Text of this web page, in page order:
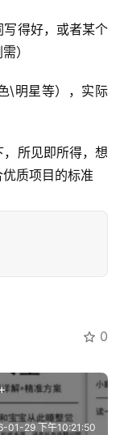
得好，或者某个
）
\明星等），实际
所见即所得，想
质项目的标准
0
01-29 下午10:21:50